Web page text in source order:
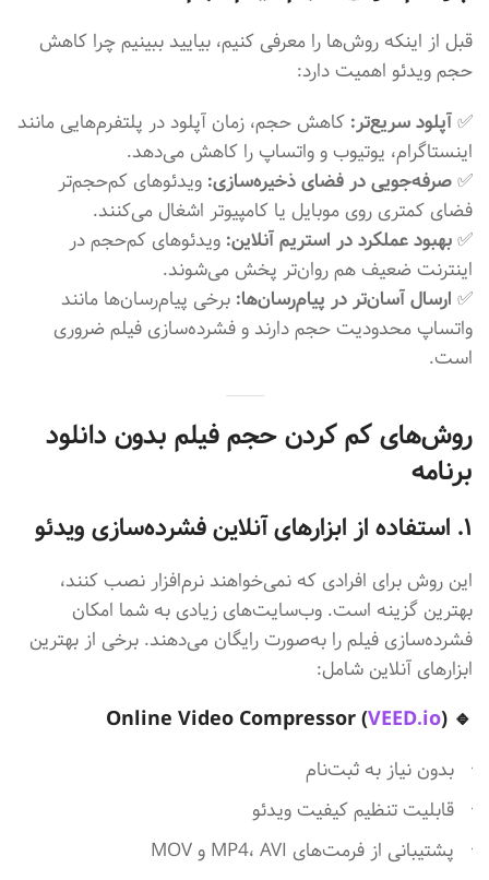
قبل از اینکه روش‌ها را معرفی کنیم، بیایید ببینیم چرا کاهش
حجم ویدئو اهمیت دارد:
✅آپلود سریع‌تر: کاهش حجم، زمان آپلود در پلتفرم‌هایی مانند
اینستاگرام، یوتیوب و واتساپ را کاهش می‌دهد.
✅صرفه‌جویی در فضای ذخیره‌سازی: ویدئوهای کم‌حجم‌تر
فضای کمتری روی موبایل یا کامپیوتر اشغال می‌کنند.
✅بهبود عملکرد در استریم آنلاین: ویدئوهای کم‌حجم در
اینترنت ضعیف هم روان‌تر پخش می‌شوند.
✅ ارسال آسان‌تر در پیام‌رسان‌ها: برخی پیام‌رسان‌ها مانند
واتساپ محدودیت حجم دارند و فشرده‌سازی فیلم ضروری
است.
روش‌های کم کردن حجم فیلم بدون دانلود
برنامه
۱. استفاده از ابزارهای آنلاین فشرده‌سازی ویدئو
این روش برای افرادی که نمی‌خواهند نرم‌افزار نصب کنند،
بهترین گزینه است. وب‌سایت‌های زیادی به شما امکان
فشرده‌سازی فیلم را به‌صورت رایگان می‌دهند. برخی از بهترین
ابزارهای آنلاین شامل:
🔹 Online Video Compressor (
VEED.io)
بدون نیاز به ثبت‌نام
قابلیت تنظیم کیفیت ویدئو
پشتیبانی از فرمت‌های MP4، AVI و MOV